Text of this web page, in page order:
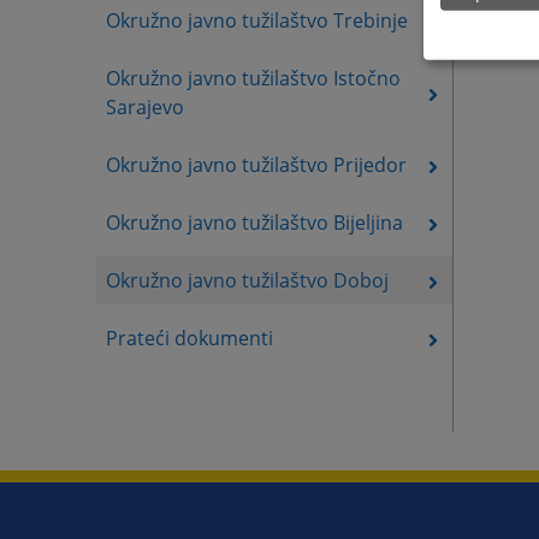
Okružno javno tužilaštvo Trebinje
Okružno javno tužilaštvo Istočno
Sarajevo
Okružno javno tužilaštvo Prijedor
Okružno javno tužilaštvo Bijeljina
Okružno javno tužilaštvo Doboj
Prateći dokumenti